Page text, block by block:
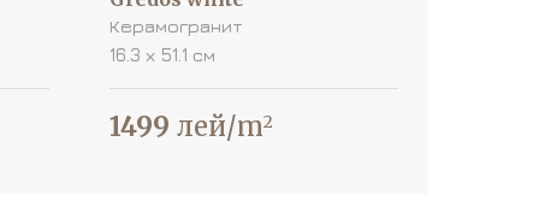
Керамогранит
16.3 х 51.1 см
1499 лей/m2